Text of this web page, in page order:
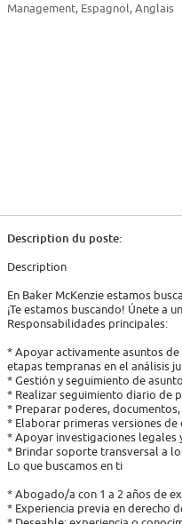
Management, Espagnol, Anglais
Description du poste:
Description
En Baker McKenzie estamos
¡Te estamos buscando! Únete a
Responsabilidades principales:
* Apoyar activamente asuntos
etapas tempranas en el análisis
* Gestión y seguimiento de
* Realizar seguimiento diario de
* Preparar poderes,
* Elaborar primeras versiones
* Apoyar investigaciones
* Brindar soporte transversal a
Lo que buscamos en ti
* Abogado/a con 1 a 2 años de
* Experiencia previa en derecho